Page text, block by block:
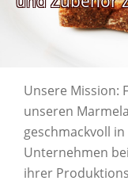
Unsere Mission:
unseren
geschmackvoll
Unternehmen
ihrer